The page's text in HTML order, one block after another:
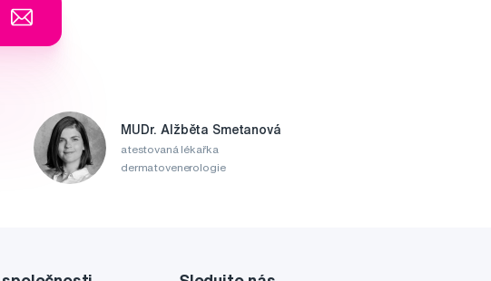
MUDr. Alžběta Smetanová
atestovaná lékařka
dermatovenerologie